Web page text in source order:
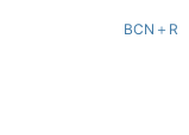
BCN＋R